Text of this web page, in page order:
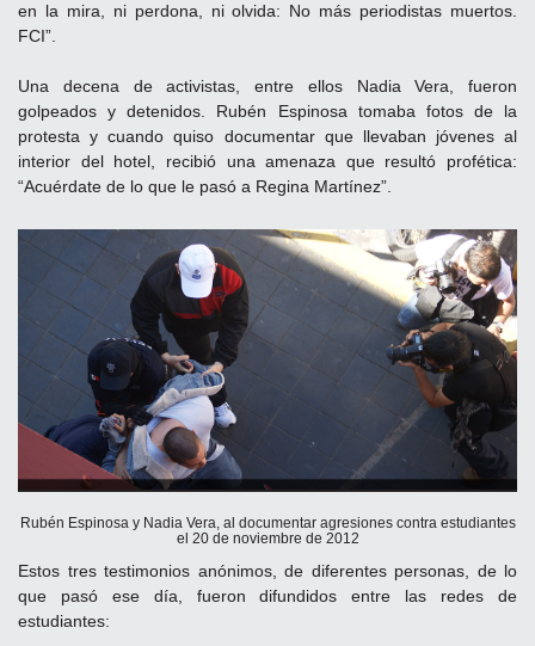
en la mira, ni perdona, ni olvida: No más periodistas muertos.
FCI”.
Una decena de activistas, entre ellos Nadia Vera, fueron
golpeados y detenidos. Rubén Espinosa tomaba fotos de la
protesta y cuando quiso documentar que llevaban jóvenes al
interior del hotel, recibió una amenaza que resultó profética:
“Acuérdate de lo que le pasó a Regina Martínez”.
Rubén Espinosa y Nadia Vera, al documentar agresiones contra estudiantes
el 20 de noviembre de 2012
Estos tres testimonios anónimos, de diferentes personas, de lo
que pasó ese día, fueron difundidos entre las redes de
estudiantes: